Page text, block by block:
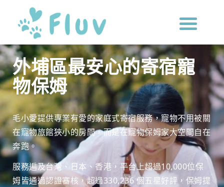
外埔區最安心的寄宿寵
物保姆
毛小愛提供專業有愛的家庭式寄宿服務，寵物不用被關
在寵物旅館狹小的房間，而是在寵物保姆家大空間自在
奔跑。
服務遍及台灣、日本、香港，平台上超過10,000位保
姆皆通過認證審核，超過330,236 個五星好評，保姆提